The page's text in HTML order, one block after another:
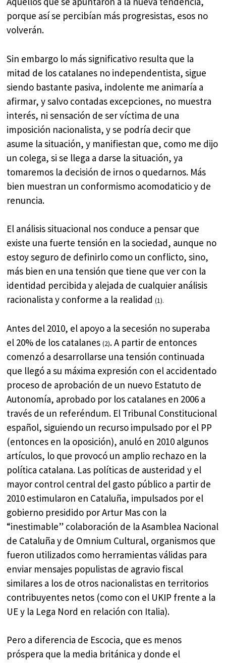
porque así se percibían más progresistas, esos no
volverán.
Sin embargo lo más significativo resulta que la
mitad de los catalanes no independentista, sigue
siendo bastante pasiva, indolente me animaría a
afirmar, y salvo contadas excepciones, no muestra
interés, ni sensación de ser víctima de una
imposición nacionalista, y se podría decir que
asume la situación, y manifiestan que, como me dijo
un colega, si se llega a darse la situación, ya
tomaremos la decisión de irnos o quedarnos. Más
bien muestran un conformismo acomodaticio y de
renuncia.
El análisis situacional nos conduce a pensar que
existe una fuerte tensión en la sociedad, aunque no
estoy seguro de definirlo como un conflicto, sino,
más bien en una tensión que tiene que ver con la
identidad percibida y alejada de cualquier análisis
racionalista y conforme a la realidad(1).
Antes del 2010, el apoyo a la secesión no superaba
el 20% de los catalanes(2). A partir de entonces
comenzó a desarrollarse una tensión continuada
que llegó a su máxima expresión con el accidentado
proceso de aprobación de un nuevo Estatuto de
Autonomía, aprobado por los catalanes en 2006 a
través de un referéndum. El Tribunal Constitucional
español, siguiendo un recurso impulsado por el PP
(entonces en la oposición), anuló en 2010 algunos
artículos, lo que provocó un amplio rechazo en la
política catalana. Las políticas de austeridad y el
mayor control central del gasto público a partir de
2010 estimularon en Cataluña, impulsados por el
gobierno presidido por Artur Mas con la
“inestimable” colaboración de la Asamblea Nacional
de Cataluña y de Omnium Cultural, organismos que
fueron utilizados como herramientas válidas para
enviar mensajes populistas de agravio fiscal
similares a los de otros nacionalistas en territorios
contribuyentes netos (como con el UKIP frente a la
UE y la Lega Nord en relación con Italia).
Pero a diferencia de Escocia, que es menos
próspera que la media británica y donde el